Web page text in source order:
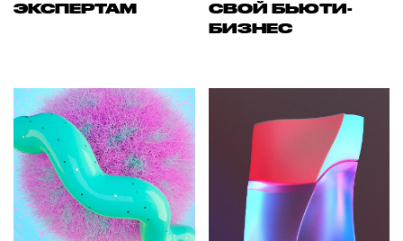
ЭКСПЕРТАМ
СВОЙ БЬЮТИ-
БИЗНЕС